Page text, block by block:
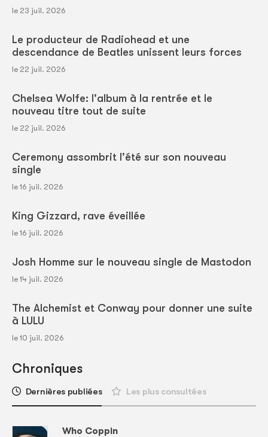
le 23 juil. 2026
Le producteur de Radiohead et une
descendance de Beatles unissent leurs forces
le 22 juil. 2026
Chelsea Wolfe: l'album à la rentrée et le
nouveau titre tout de suite
le 22 juil. 2026
Ceremony assombrit l'été sur son nouveau
single
le 16 juil. 2026
King Gizzard, rave éveillée
le 16 juil. 2026
Josh Homme sur le nouveau single de Mastodon
le 14 juil. 2026
The Alchemist et Conway pour donner une suite
à LULU
le 10 juil. 2026
Chroniques
Dernières publiées Les plus consultées
Who Coppin